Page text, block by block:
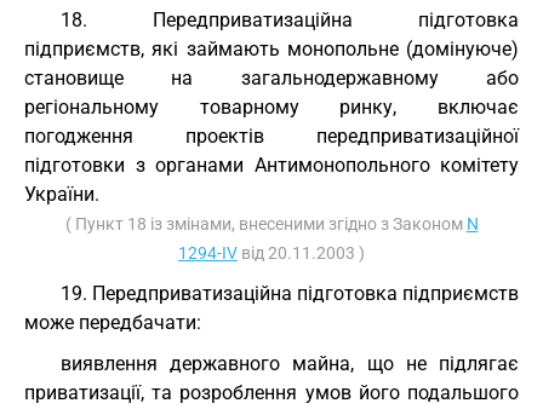
18. Передприватизаційна підготовка
підприємств, які займають монопольне (домінуюче)
становище на загальнодержавному або
регіональному товарному ринку, включає
погодження проектів передприватизаційної
підготовки з органами Антимонопольного комітету
України.
( Пункт 18 із змінами, внесеними згідно з Законом N
1294-IV від 20.11.2003 )
19. Передприватизаційна підготовка підприємств
може передбачати:
виявлення державного майна, що не підлягає
приватизації, та розроблення умов його подальшого